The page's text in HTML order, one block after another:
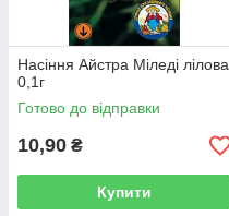
Насіння Айстра Міледі лілова
0,1г
Готово до відправки
10,90 ₴
Купити